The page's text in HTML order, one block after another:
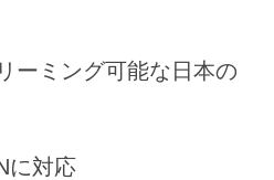
ーミング可能な日本の
に対応